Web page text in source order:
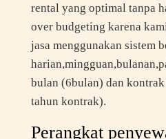
rental yang optimal tanpa
over budgeting karena
jasa menggunakan sistem
bulan (6bulan) dan
tahun kontrak).
Perangkat